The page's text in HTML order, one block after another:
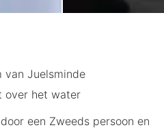
van Juelsminde
over het water
een Zweeds persoon en